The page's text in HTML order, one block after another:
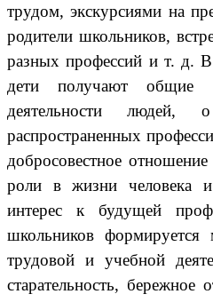
трудом, экскурсиями на
родители школьников,
разных профессий и т. д. В
дети получают общие
деятельности людей,
распространенных
добросовестное
роли в жизни человека и
интерес к будущей
школьников
трудовой и учебной
старательность, бережное